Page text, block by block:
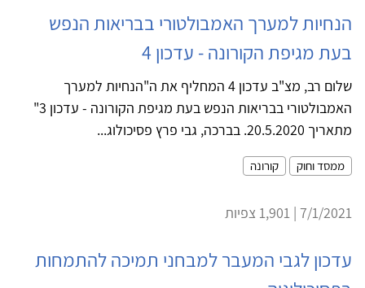
הנחיות למערך האמבולטורי בבריאות הנפש
בעת מגיפת הקורונה - עדכון 4
שלום רב, מצ"ב עדכון 4 המחליף את ה"הנחיות למערך
האמבולטורי בבריאות הנפש בעת מגיפת הקורונה - עדכון 3"
מתאריך 20.5.2020. בברכה, גבי פרץ פסיכולוג...
ממסד וחוק קורונה
7/1/2021 | 1,901 צפיות
עדכון לגבי המעבר למבחני תמיכה להתמחות